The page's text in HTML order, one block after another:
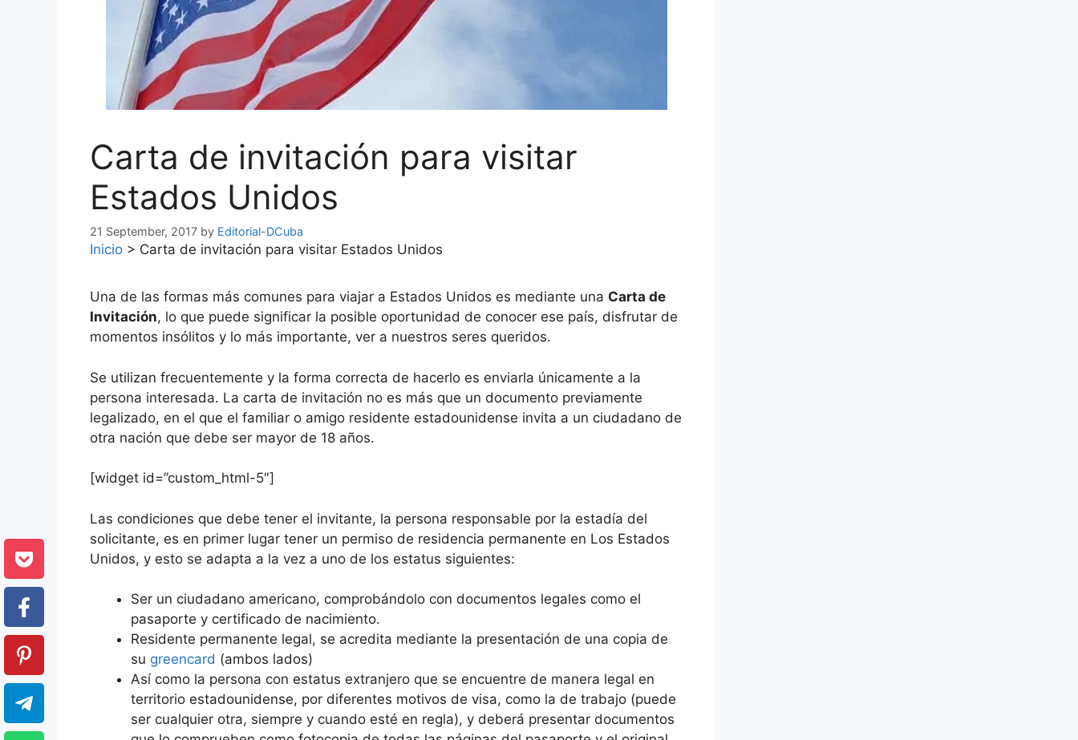
Carta de invitación para visitar
Estados Unidos
21 September, 2017 by Editorial-DCuba
Inicio > Carta de invitación para visitar Estados Unidos
Una de las formas más comunes para viajar a Estados Unidos es mediante una Carta de
Invitación, lo que puede significar la posible oportunidad de conocer ese país, disfrutar de
momentos insólitos y lo más importante, ver a nuestros seres queridos.
Se utilizan frecuentemente y la forma correcta de hacerlo es enviarla únicamente a la
persona interesada. La carta de invitación no es más que un documento previamente
legalizado, en el que el familiar o amigo residente estadounidense invita a un ciudadano de
otra nación que debe ser mayor de 18 años.
[widget id=”custom_html-5″]
Las condiciones que debe tener el invitante, la persona responsable por la estadía del
solicitante, es en primer lugar tener un permiso de residencia permanente en Los Estados
Unidos, y esto se adapta a la vez a uno de los estatus siguientes:
Ser un ciudadano americano, comprobándolo con documentos legales como el
pasaporte y certificado de nacimiento.
Residente permanente legal, se acredita mediante la presentación de una copia de
su greencard (ambos lados)
Así como la persona con estatus extranjero que se encuentre de manera legal en
territorio estadounidense, por diferentes motivos de visa, como la de trabajo (puede
ser cualquier otra, siempre y cuando esté en regla), y deberá presentar documentos